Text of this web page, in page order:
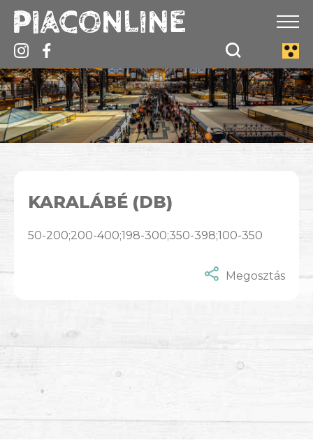
KARALÁBÉ (DB)
50-200;200-400;198-300;350-398;100-350
Megosztás